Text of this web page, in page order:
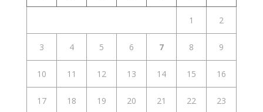
1 2
3 4 5 6 7 8 9
10 11 12 13 14 15 16
17 18 19 20 21 22 23